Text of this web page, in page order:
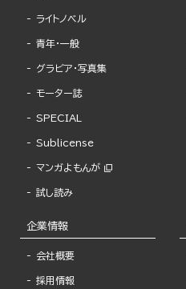
ライトノベル
青年・一般
グラビア・写真集
モーター誌
SPECIAL
Sublicense
マンガよもんが
試し読み
企業情報
会社概要
採用情報